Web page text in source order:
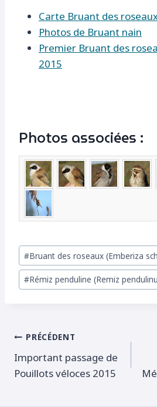
Carte Bruant des
Photos de Bruant nain
Premier Bruant des
2015
Photos associées :
Étiquettes
de
la
#Bruant des roseaux (Emberiza
#Rémiz penduline (Remiz
Navigation
de
PRÉCÉDENT
Important passage de
Pouillots véloces 2015